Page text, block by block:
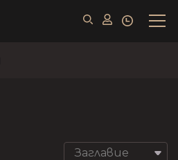
Заглавие